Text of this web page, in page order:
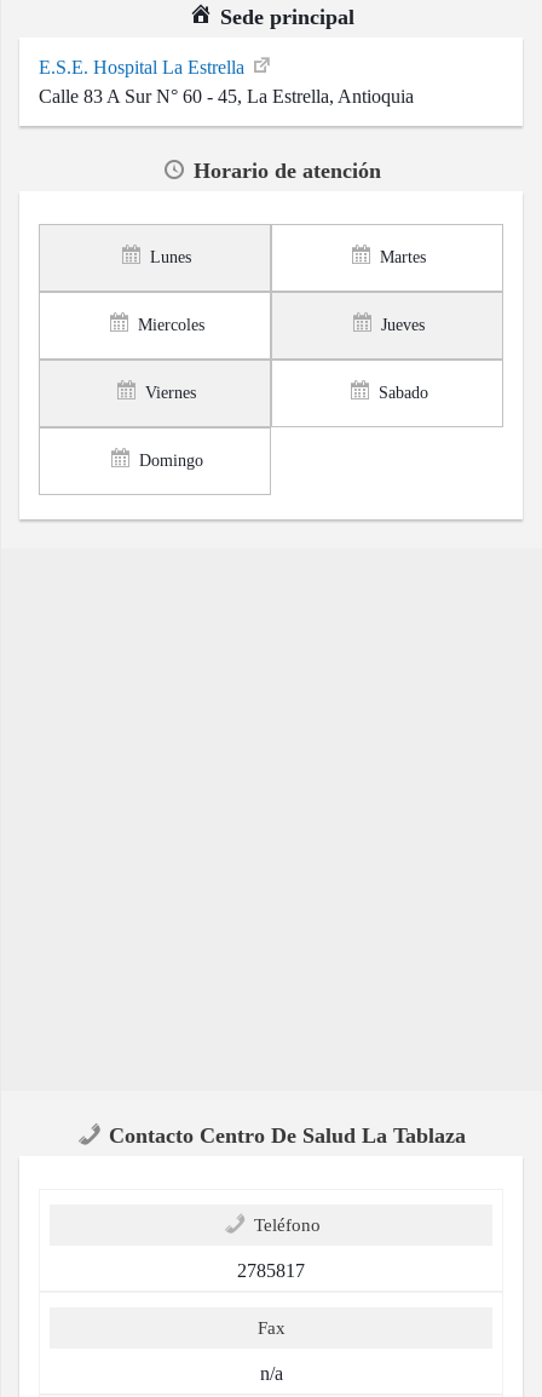
Sede principal
E.S.E. Hospital La Estrella
Calle 83 A Sur N° 60 - 45, La Estrella, Antioquia
Horario de atención
Lunes Martes
Miercoles Jueves
Viernes Sabado
Domingo
Contacto Centro De Salud La Tablaza
Teléfono
2785817
Fax
n/a